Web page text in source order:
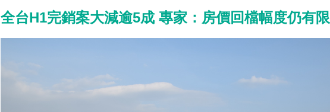
全台H1完銷案大減逾5成 專家：房價回檔幅度仍有限